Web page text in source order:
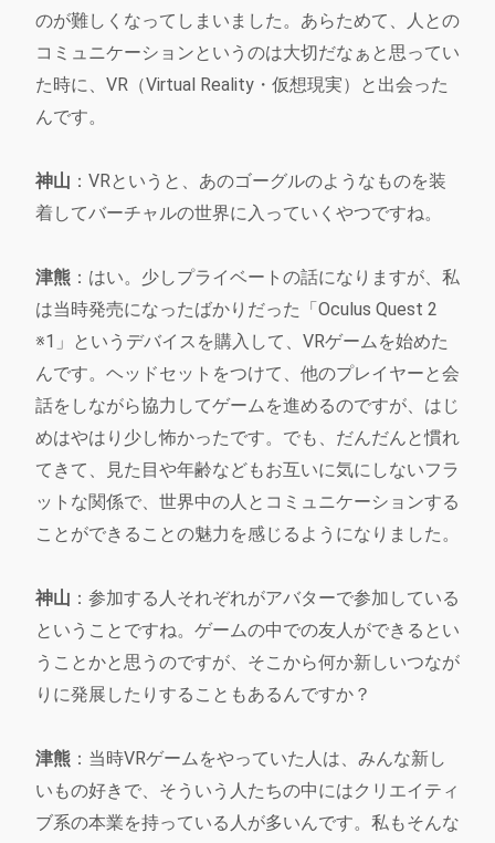
のが難しくなってしまいました。あらためて、人との
コミュニケーションというのは大切だなぁと思ってい
た時に、VR（Virtual Reality・仮想現実）と出会った
んです。
神山 ：VRというと、あのゴーグルのようなものを装
着してバーチャルの世界に入っていくやつですね。
津熊 ：はい。少しプライベートの話になりますが、私
は当時発売になったばかりだった「Oculus Quest 2
※1」というデバイスを購入して、VRゲームを始めた
んです。ヘッドセットをつけて、他のプレイヤーと会
話をしながら協力してゲームを進めるのですが、はじ
めはやはり少し怖かったです。でも、だんだんと慣れ
てきて、見た目や年齢などもお互いに気にしないフラ
ットな関係で、世界中の人とコミュニケーションする
ことができることの魅力を感じるようになりました。
神山 ：参加する人それぞれがアバターで参加している
ということですね。ゲームの中での友人ができるとい
うことかと思うのですが、そこから何か新しいつなが
りに発展したりすることもあるんですか？
津熊 ：当時VRゲームをやっていた人は、みんな新し
いもの好きで、そういう人たちの中にはクリエイティ
ブ系の本業を持っている人が多いんです。私もそんな